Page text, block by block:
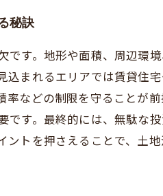
秘訣
す。地形や面積、周辺環
まれるエリアでは賃貸住
などの制限を守ることが
す。最終的には、無駄な
トを押さえることで、土地